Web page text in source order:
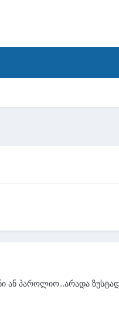
ან პაროლიო...არადა